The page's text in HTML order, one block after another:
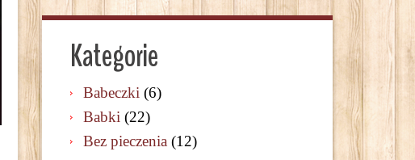
Kategorie
Babeczki (6)
Babki (22)
Bez pieczenia (12)